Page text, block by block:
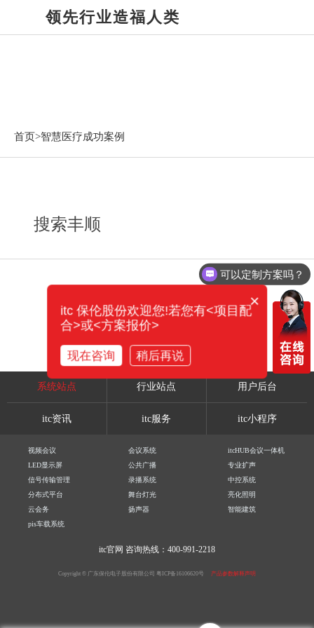
领先行业造福人类
首页>智慧医疗成功案例
搜索丰顺
系统站点 行业站点 用户后台
itc资讯 itc服务 itc小程序
视频会议 会议系统
itcHUB会议一体机
LED显示屏
公共广播
专业扩声
信号传输管理
录播系统
中控系统
分布式平台
舞台灯光
亮化照明
云会务
扬声器
智能建筑
pis车载系统
itc官网 咨询热线：400-991-2218
Copyright © 广东保伦电子股份有限公司 粤ICP备16106620号 产品参数解释声明
可以定制方案吗？
×
itc 保伦股份欢迎您!若您有<项目配
合>或<方案报价>
现在咨询 稍后再说